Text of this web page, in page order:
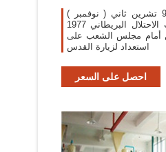
حدث فى مثل هذا اليوم 9 تشرين ثاني ( نوفمبر )
1917 سقوط القدس تحت الاحتلال البريطاني 1977
أمام مجلس الشعب على
استعداد لزيارة القدس
احصل على السعر